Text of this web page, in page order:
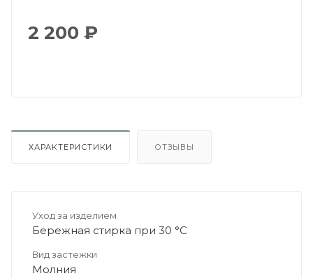
2 200 ₽
ХАРАКТЕРИСТИКИ ОТЗЫВЫ
Уход за изделием
Бережная стирка при 30 °C
Вид застежки
Молния